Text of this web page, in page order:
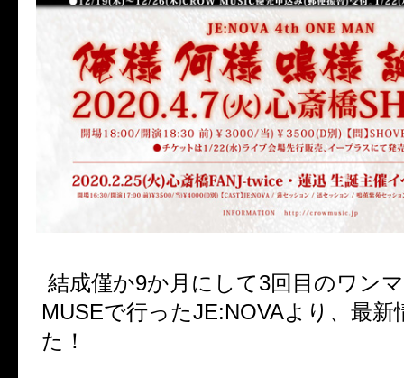
結成僅か9か月にして3回目のワン
MUSEで行ったJE:NOVAより、最新
た！